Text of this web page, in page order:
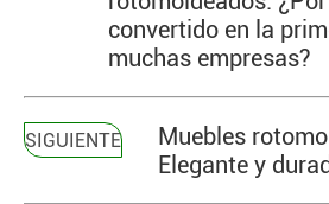
convertido en la
muchas empresas?
SIGUIENTE
Muebles
Elegante y